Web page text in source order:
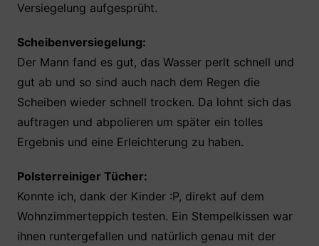
Versiegelung aufgesprüht.
Scheibenversiegelung:
Der Mann fand es gut, das Wasser perlt schnell und
gut ab und so sind auch nach dem Regen die
Scheiben wieder schnell trocken. Da lohnt sich das
auftragen und abpolieren um später ein tolles
Ergebnis und eine Erleichterung zu haben.
Polsterreiniger Tücher:
Konnte ich, dank der Kinder :P, direkt auf dem
Wohnzimmerteppich testen. Ein Stempelkissen war
ihnen runtergefallen und natürlich genau mit der